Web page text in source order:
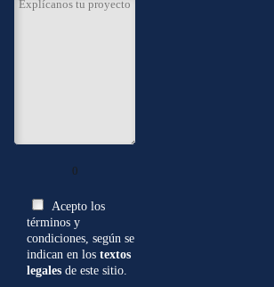
0
Acepto los
términos y
condiciones, según se
indican en los textos
legalesde este sitio.